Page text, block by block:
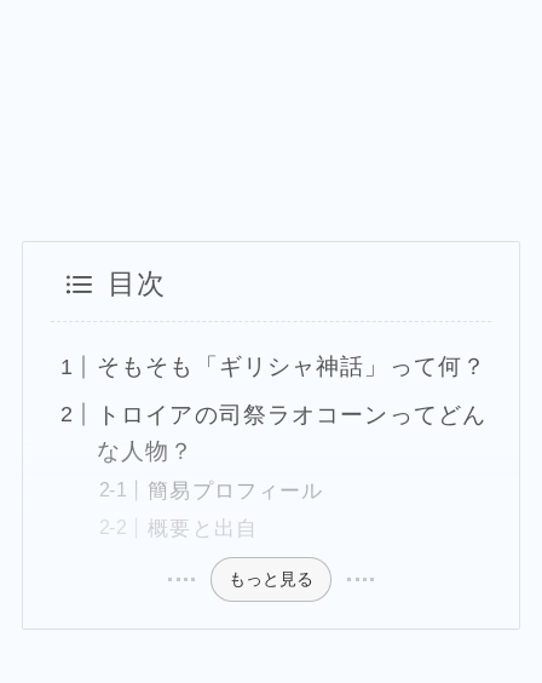
目次
そもそも「ギリシャ神話」って何？
トロイアの司祭ラオコーンってどん
な人物？
簡易プロフィール
概要と出自
もっと見る